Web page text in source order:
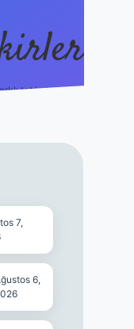
tat kat.
7,
6,
ilbet yeni